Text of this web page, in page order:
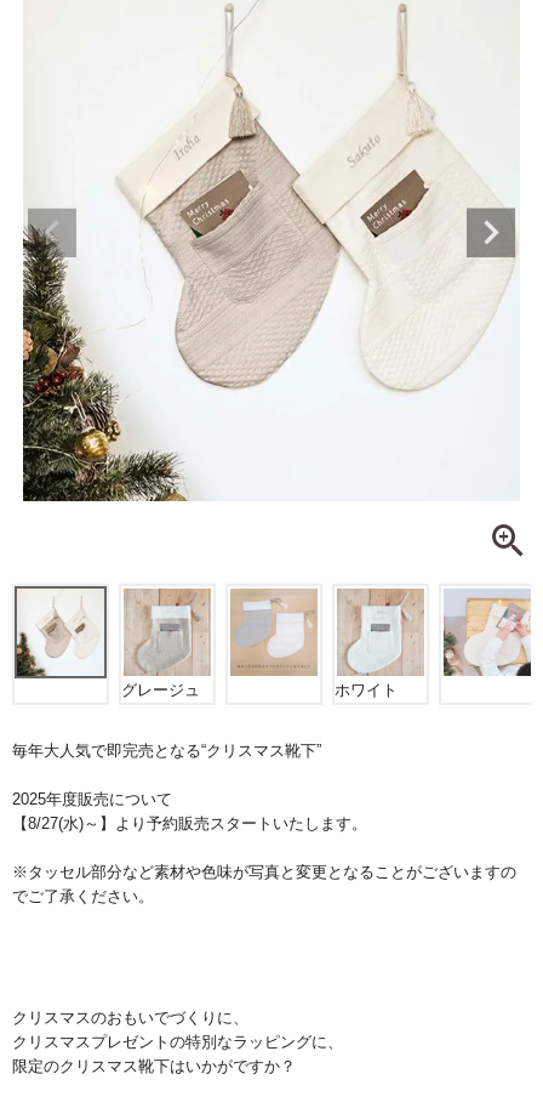
グレージュ ホワイト
毎年大人気で即完売となる“クリスマス靴下”
2025年度販売について
【8/27(水)～】より予約販売スタートいたします。
※タッセル部分など素材や色味が写真と変更となることがございますの
でご了承ください。
クリスマスのおもいでづくりに、
クリスマスプレゼントの特別なラッピングに、
限定のクリスマス靴下はいかがですか？